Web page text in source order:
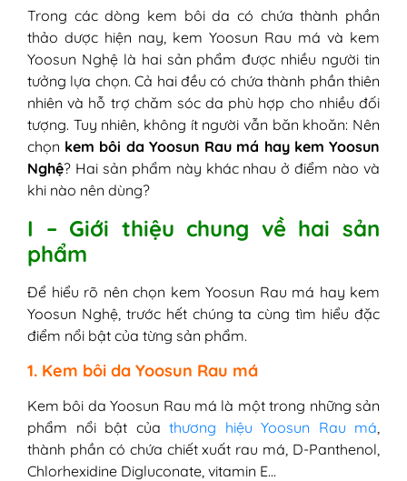
II - So sánh kem bôi da Yoosun Rau má và
kem bôi Yoosun Nghệ
1. Giống nhau
2. Khác nhau
III - Có nên kết hợp dùng kem Yoosun
Nghệ và kem Yoosun Rau má không?
1. Giai đoạn mụn viêm (da sưng đỏ,
đau, ngứa rát)
2. Giai đoạn sau mụn (mụn khô và để
IV - Những thắc mắc về kem bôi da
Yoosun Nghệ
không?
2. Kem bôi Yoosun Nghệ có bôi được
vết thương hở không?
3. Kem thoa da Yoosun nghệ có
dùng được cho bà bầu không?
4. Kem Yoosun Nghệ có chứa
corticoid không?
5. Kem bôi da Yoosun nghệ có tốt
không? Review từ khách hàng dùng
Trong các dòng kem bôi da có chứa thành phần
thảo dược hiện nay, kem Yoosun Rau má và kem
Yoosun Nghệ là hai sản phẩm được nhiều người tin
tưởng lựa chọn. Cả hai đều có chứa thành phần thiên
nhiên và hỗ trợ chăm sóc da phù hợp cho nhiều đối
tượng. Tuy nhiên, không ít người vẫn băn khoăn: Nên
chọn kem bôi da Yoosun Rau má hay kem Yoosun
Nghệ? Hai sản phẩm này khác nhau ở điểm nào và
khi nào nên dùng?
I – Giới thiệu chung về hai sản
phẩm
Để hiểu rõ nên chọn kem Yoosun Rau má hay kem
Yoosun Nghệ, trước hết chúng ta cùng tìm hiểu đặc
điểm nổi bật của từng sản phẩm.
1. Kem bôi da Yoosun Rau má
Kem bôi da Yoosun Rau má là một trong những sản
phẩm nổi bật của thương hiệu Yoosun Rau má
thành phần có chứa chiết xuất rau má, D-Panthenol,
Chlorhexidine Digluconate, vitamin E…